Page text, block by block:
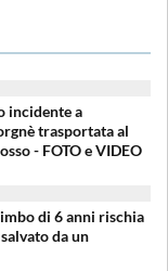
incidente a
trasportata al
- FOTO e VIDEO
di 6 anni rischia
da un